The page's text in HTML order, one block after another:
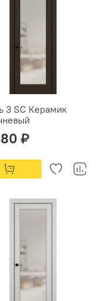
3 SC Керамик
₽